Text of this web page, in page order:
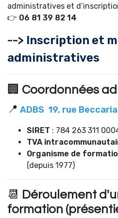
administratives et
👉 06 81 39 82 14
--> Inscription et
administratives
🏢 Coordonnées
📍 ADBS 19, rue
SIRET : 784 263 311
TVA
Organisme de
(depuis 1977)
📆
Déroulement
formation